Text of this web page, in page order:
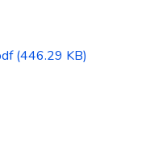
(446.29 KB)